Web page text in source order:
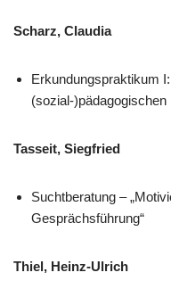
Scharz, Claudia
Erkundungspraktikum
(sozial-
Tasseit, Siegfried
Suchtberatung –
Thiel, Heinz-Ulrich